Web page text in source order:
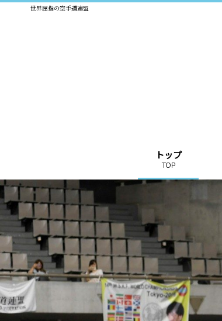
世界屈指の空手道連盟
トップ
TOP